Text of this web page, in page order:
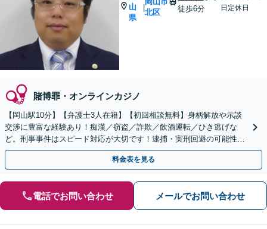
山
県
|
北区
徒歩6分
日定休日
賭博罪・オンラインカジノ
【岡山駅10分】【弁護士3人在籍】【初回相談無料】身柄解放や示談
交渉に豊富な経験あり！痴漢／窃盗／詐欺／飲酒運転／ひき逃げな
ど。刑事事件はスピード対応が大切です！逮捕・実刑回避の可能性が
ある内に今すぐお電話を【土日祝／夜間対応可】
料金表を見る
電話でお問い合わせ メールでお問い合わせ